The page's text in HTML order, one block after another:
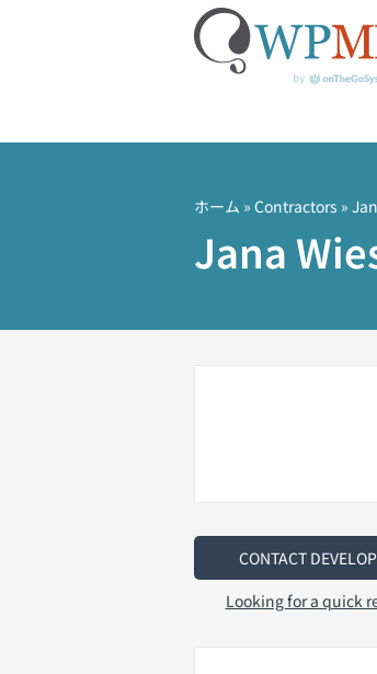
キ
ホーム » Contractors »
Jana
CONTACT
Looking for a quick